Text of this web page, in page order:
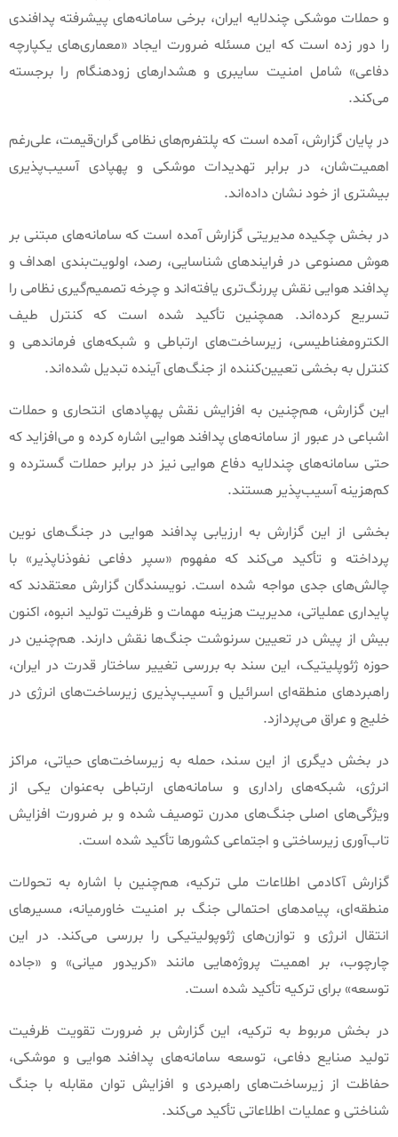
و حملات موشکی چندلایه ایران، برخی سامانه‌های پیشرفته پدافندی
را دور زده است که این مسئله ضرورت ایجاد «معماری‌های یکپارچه
دفاعی» شامل امنیت سایبری و هشدارهای زودهنگام را برجسته
می‌کند.
در پایان گزارش، آمده است که پلتفرم‌های نظامی گران‌قیمت، علی‌رغم
اهمیت‌شان، در برابر تهدیدات موشکی و پهپادی آسیب‌پذیری
بیشتری از خود نشان داده‌اند.
در بخش چکیده مدیریتی گزارش آمده است که سامانه‌های مبتنی بر
هوش مصنوعی در فرایندهای شناسایی، رصد، اولویت‌بندی اهداف و
پدافند هوایی نقش پررنگ‌تری یافته‌اند و چرخه تصمیم‌گیری نظامی را
تسریع کرده‌اند. همچنین تأکید شده است که کنترل طیف
الکترومغناطیسی، زیرساخت‌های ارتباطی و شبکه‌های فرماندهی و
کنترل به بخشی تعیین‌کننده از جنگ‌های آینده تبدیل شده‌اند.
این گزارش، هم‌چنین به افزایش نقش پهپادهای انتحاری و حملات
اشباعی در عبور از سامانه‌های پدافند هوایی اشاره کرده و می‌افزاید که
حتی سامانه‌های چندلایه دفاع هوایی نیز در برابر حملات گسترده و
کم‌هزینه آسیب‌پذیر هستند.
بخشی از این گزارش به ارزیابی پدافند هوایی در جنگ‌های نوین
پرداخته و تأکید می‌کند که مفهوم «سپر دفاعی نفوذناپذیر» با
چالش‌های جدی مواجه شده است.نویسندگان گزارش معتقدند که
پایداری عملیاتی، مدیریت هزینه مهمات و ظرفیت تولید انبوه، اکنون
بیش از پیش در تعیین سرنوشت جنگ‌ها نقش دارند. هم‌چنین در
حوزه ژئوپلیتیک، این سند به بررسی تغییر ساختار قدرت در ایران،
راهبردهای منطقه‌ای اسرائیل و آسیب‌پذیری زیرساخت‌های انرژی در
خلیج و عراق می‌پردازد.
در بخش دیگری از این سند، حمله به زیرساخت‌های حیاتی، مراکز
انرژی، شبکه‌های راداری و سامانه‌های ارتباطی به‌عنوان یکی از
ویژگی‌های اصلی جنگ‌های مدرن توصیف شده و بر ضرورت افزایش
تاب‌آوری زیرساختی و اجتماعی کشورها تأکید شده است.
گزارش آکادمی اطلاعات ملی ترکیه، هم‌چنین با اشاره به تحولات
منطقه‌ای، پیامدهای احتمالی جنگ بر امنیت خاورمیانه، مسیرهای
انتقال انرژی و توازن‌های ژئوپولیتیکی را بررسی می‌کند. در این
چارچوب، بر اهمیت پروژه‌هایی مانند «کریدور میانی» و «جاده
توسعه» برای ترکیه تأکید شده است.
در بخش مربوط به ترکیه، این گزارش بر ضرورت تقویت ظرفیت
تولید صنایع دفاعی، توسعه سامانه‌های پدافند هوایی و موشکی،
حفاظت از زیرساخت‌های راهبردی و افزایش توان مقابله با جنگ
شناختی و عملیات اطلاعاتی تأکید می‌کند.